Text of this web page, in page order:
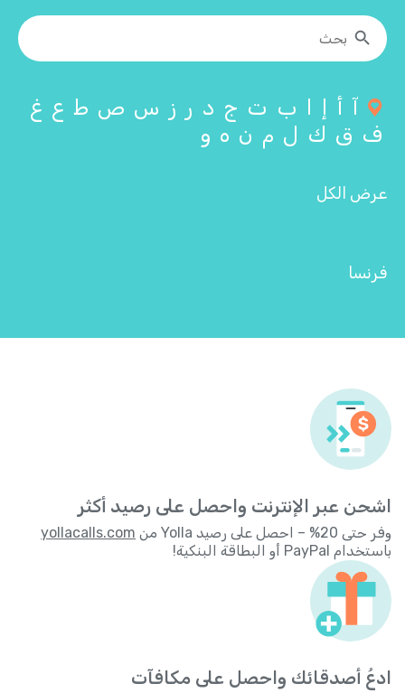
آ أ إ ا ب ت ج د ر ز س ص ط ع غ
ف ق ك ل م ن ه و
عرض الكل
فرنسا
اشحن عبر الإنترنت واحصل على رصيد أكثر
وفر حتى 20% – احصل على رصيد Yolla من
yollacalls.com
باستخدام PayPal أو البطاقة البنكية!
ادعُ أصدقائك واحصل على مكافآت